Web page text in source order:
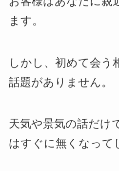
ます。
しかし、初めて会う
話題がありません。
天気や景気の話だけ
はすぐに無くなって